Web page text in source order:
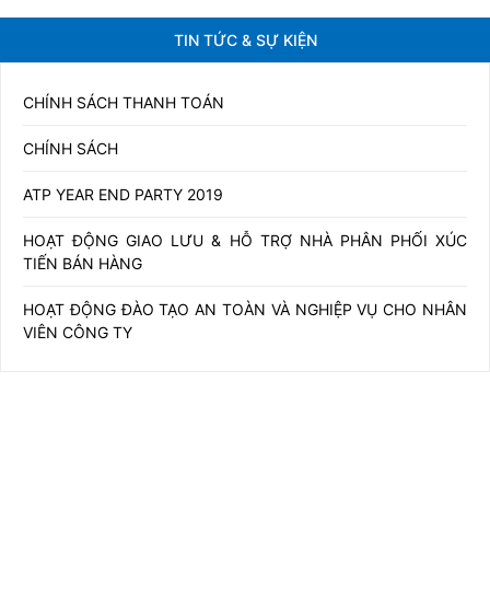
TIN TỨC & SỰ KIỆN
CHÍNH SÁCH THANH TOÁN
CHÍNH SÁCH
ATP YEAR END PARTY 2019
HOẠT ĐỘNG GIAO LƯU & HỖ TRỢ NHÀ PHÂN PHỐI XÚC
TIẾN BÁN HÀNG
HOẠT ĐỘNG ĐÀO TẠO AN TOÀN VÀ NGHIỆP VỤ CHO NHÂN
VIÊN CÔNG TY